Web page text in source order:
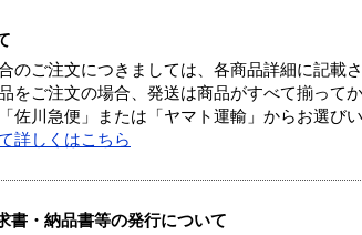
のご注文につきましては、各商品詳細に記載
をご注文の場合、発送は商品がすべて揃って
佐川急便」または「ヤマト運輸」からお選び
詳しくはこちら
書・納品書等の発行について